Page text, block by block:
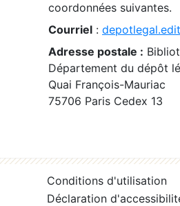
coordonnées suivantes.
Courriel :
Adresse postale :
Département du dépôt
Quai François-Mauriac
75706 Paris Cedex 13
Conditions d'utilisation
Déclaration